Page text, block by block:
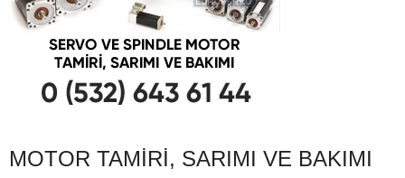
MOTOR TAMIRI, SARIMI VE BAKIMI